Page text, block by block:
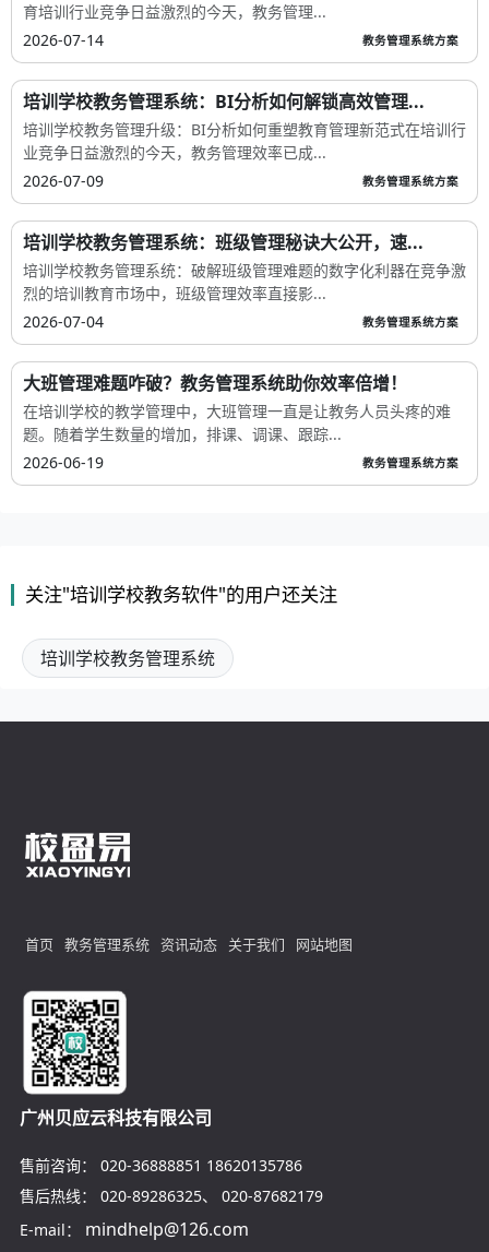
育培训行业竞争日益激烈的今天，教务管理...
2026-07-14
教务管理系统方案
培训学校教务管理系统：BI分析如何解锁高效管理...
培训学校教务管理升级：BI分析如何重塑教育管理新范式在培训行
业竞争日益激烈的今天，教务管理效率已成...
2026-07-09
教务管理系统方案
培训学校教务管理系统：班级管理秘诀大公开，速...
培训学校教务管理系统：破解班级管理难题的数字化利器在竞争激
烈的培训教育市场中，班级管理效率直接影...
2026-07-04
教务管理系统方案
大班管理难题咋破？教务管理系统助你效率倍增！
在培训学校的教学管理中，大班管理一直是让教务人员头疼的难
题。随着学生数量的增加，排课、调课、跟踪...
2026-06-19
教务管理系统方案
关注"培训学校教务软件"的用户还关注
培训学校教务管理系统
首页 教务管理系统 资讯动态 关于我们 网站地图
广州贝应云科技有限公司
售前咨询： 020-36888851 18620135786
售后热线：
020-89286325、 020-87682179
E-mail：
mindhelp@126.com